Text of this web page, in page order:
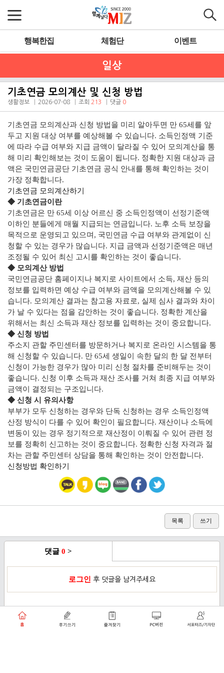
행복한집 체험단 이벤트
일상
기초연금 모의계산 및 신청 방법
생활정보 2026-07-08 조회 213 댓글 0
기초연금 모의계산과 신청 방법을 미리 알아두면 만 65세를 앞
두고 지원 대상 여부를 예상해볼 수 있습니다. 소득인정액 기준
에 따라 수급 여부와 지급 금액이 달라질 수 있어 모의계산을 통
해 미리 확인해보는 것이 도움이 됩니다. 정확한 지원 대상과 금
액은 국민연금공단 기초연금 공식 안내를 통해 확인하는 것이
가장 정확합니다.
기초연금 모의계산하기
◆ 기초연금이란
기초연금은 만 65세 이상 어르신 중 소득인정액이 선정기준액
이하인 분들에게 매월 지급되는 연금입니다. 노후 소득 보장을
목적으로 운영되고 있으며, 국민연금 수급 여부와 관계없이 신
청할 수 있는 경우가 많습니다. 지급 금액과 선정기준액은 매년
조정될 수 있어 최신 고시를 확인하는 것이 좋습니다.
◆ 모의계산 방법
국민연금공단 홈페이지나 복지로 사이트에서 소득, 재산 등의
정보를 입력하면 예상 수급 여부와 금액을 모의계산해볼 수 있
습니다. 모의계산 결과는 참고용 자료로, 실제 심사 결과와 차이
가 날 수 있다는 점을 감안하는 것이 좋습니다. 정확한 계산을
위해서는 최신 소득과 재산 정보를 입력하는 것이 중요합니다.
◆ 신청 방법
주소지 관할 주민센터를 방문하거나 복지로 온라인 시스템을 통
해 신청할 수 있습니다. 만 65세 생일이 속한 달의 한 달 전부터
신청이 가능한 경우가 많아 미리 신청 절차를 준비해두는 것이
좋습니다. 신청 이후 소득과 재산 조사를 거쳐 최종 지급 여부와
금액이 결정되는 구조입니다.
◆ 신청 시 유의사항
부부가 모두 신청하는 경우와 단독 신청하는 경우 소득인정액
산정 방식이 다를 수 있어 확인이 필요합니다. 재산이나 소득에
변동이 있는 경우 정기적으로 재산정이 이뤄질 수 있어 관련 정
보를 정확히 신고하는 것이 중요합니다. 정확한 신청 자격과 절
차는 관할 주민센터 상담을 통해 확인하는 것이 안전합니다.
신청방법 확인하기
목록 쓰기
댓글 0 >
로그인 후 덧글을 남겨주세요